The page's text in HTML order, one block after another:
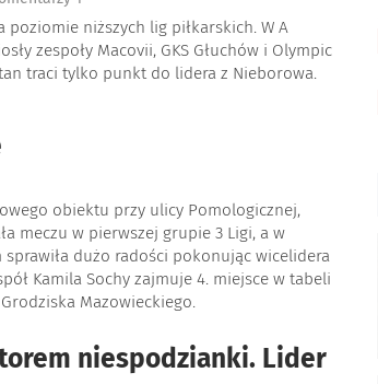
niższych lig piłkarskich. W A
zespoły Macovii, GKS Głuchów i Olympic
traci tylko punkt do lidera z Nieborowa.
obiektu przy ulicy Pomologicznej,
meczu w pierwszej grupie 3 Ligi, a w
dużo radości pokonując wicelidera
Kamila Sochy zajmuje 4. miejsce w tabeli
Mazowieckiego.
niespodzianki. Lider